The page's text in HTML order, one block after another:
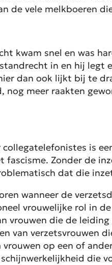
de vele melkboeren
kwam snel en was
in en hij legt
dan ook lijkt bij te
nog meer raakten
collegatelefonistes is
fascisme. Zonder de
dat die
wanneer de
vrouwelijke rol in
vrouwen die de
van verzetsvrouwen
op een of
die